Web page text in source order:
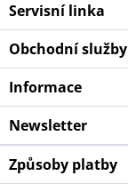
Servisní linka
Obchodní služby
Informace
Newsletter
Způsoby platby